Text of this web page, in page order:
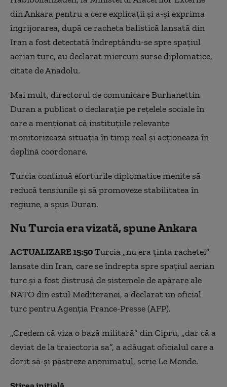
din Ankara pentru a cere explicații și a-și exprima
îngrijorarea, după ce racheta balistică lansată din
Iran a fost detectată îndreptându-se spre spațiul
aerian turc, au declarat miercuri surse diplomatice,
citate de Anadolu.
Mai mult, directorul de comunicare Burhanettin
Duran a publicat o declarație pe rețelele sociale în
care a menționat că instituțiile relevante
monitorizează situația în timp real și acționează în
deplină coordonare.
Turcia continuă eforturile diplomatice menite să
reducă tensiunile și să promoveze stabilitatea în
regiune, a spus Duran.
Nu Turcia era vizată, spune Ankara
ACTUALIZARE 15:50Turcia „nu era ținta rachetei”
lansate din Iran, care se îndrepta spre spațiul aerian
turc și a fost distrusă de sistemele de apărare ale
NATO din estul Mediteranei, a declarat un oficial
turc pentru Agenția France-Presse (AFP).
„Credem că viza o bază militară” din Cipru, „dar că a
deviat de la traiectoria sa”, a adăugat oficialul care a
dorit să-și păstreze anonimatul, scrie Le Monde.